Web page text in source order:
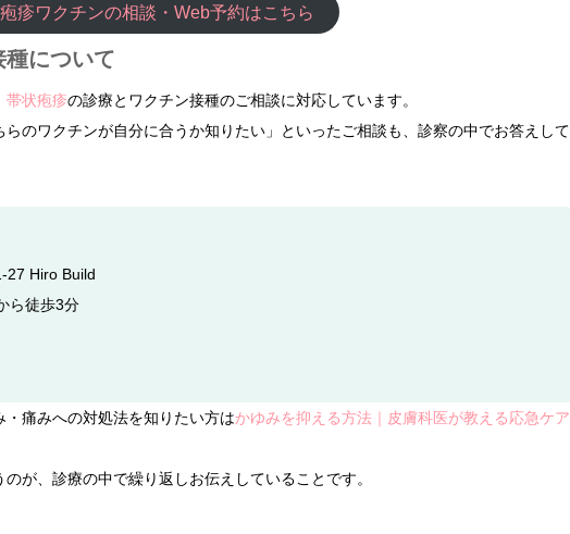
疹ワクチンの相談・Web予約はこちら
種について
帯状疱疹の診療とワクチン接種のご相談に対応しています。
らのワクチンが自分に合うか知りたい」といったご相談も、診察の中でお答えして
27 Hiro Build
ら徒歩3分
痛みへの対処法を知りたい方はかゆみを抑える方法｜皮膚科医が教える応急ケア
が、診療の中で繰り返しお伝えしていることです。